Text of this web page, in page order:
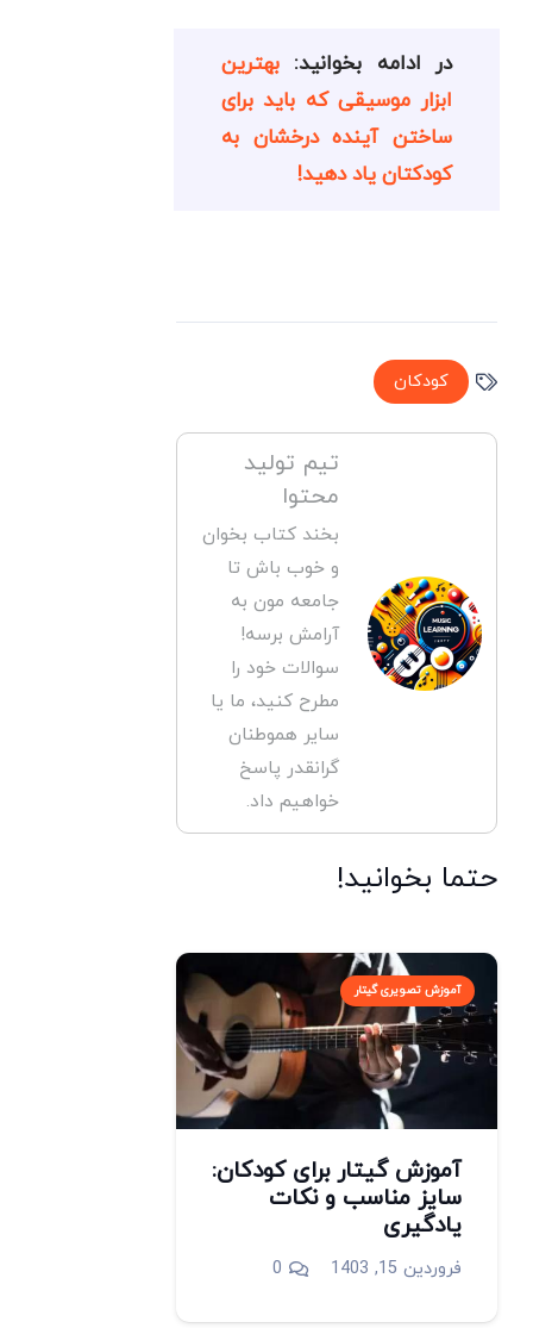
در ادامه بخوانید: بهترین
ابزار موسیقی که باید برای
ساختن آینده درخشان به
کودکتان یاد دهید!
کودکان
تیم تولید
محتوا
بخند کتاب بخوان
و خوب باش تا
جامعه مون به
آرامش برسه!
سوالات خود را
مطرح کنید، ما یا
سایر هموطنان
گرانقدر پاسخ
خواهیم داد.
حتما بخوانید!
آموزش تصویری گیتار
آموزش گیتار برای کودکان:
سایز مناسب و نکات
یادگیری
فروردین 15, 1403 0